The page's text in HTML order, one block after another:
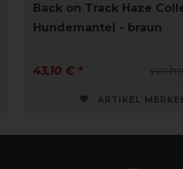
Back on Track Haze
Hundemantel - braun
43,10 € *
ARTIKEL